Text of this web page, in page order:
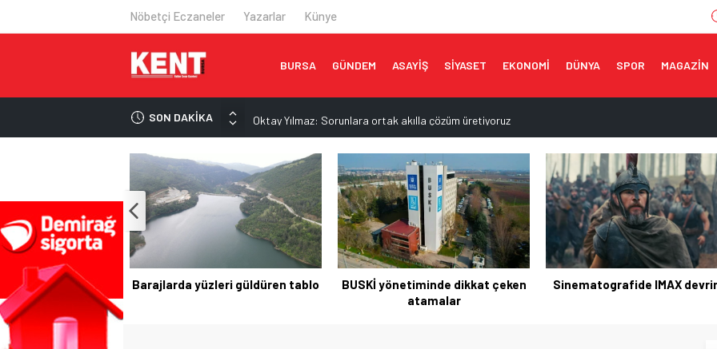
Nöbetçi Eczaneler Yazarlar Künye
BURSA GÜNDEM ASAYİŞ SİYASET EKONOMİ DÜNYA SPOR MAGAZİN
SON DAKİKA
Oktay Yılmaz: Sorunlara ortak akılla çözüm üretiyoruz
Epstein dosyası İngiltere’de yeniden açılıyor
İran’dan Hürmüz Boğazı açıklaması
Trump: Hürmüz Boğazı çok yakında açılacak
Satrançta çifte kupa sevinci
güldüren tablo
BUSKİ yönetiminde dikkat çeken
Sinematografide IMAX devrimi! Yıldırımlı kadınlara Mavi Tur